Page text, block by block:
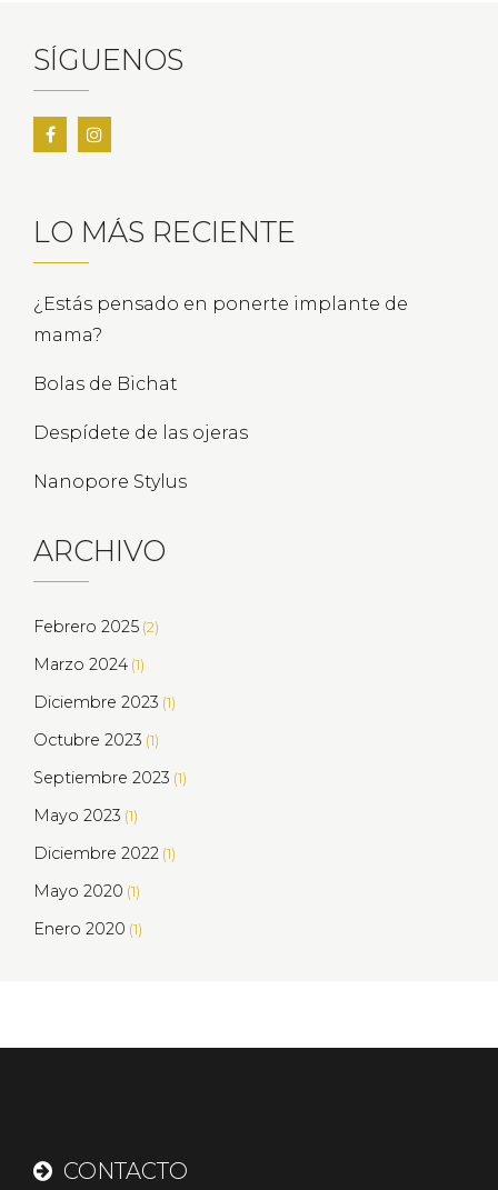
SÍGUENOS
LO MÁS RECIENTE
¿Estás pensado en ponerte implante de
mama?
Bolas de Bichat
Despídete de las ojeras
Nanopore Stylus
ARCHIVO
Febrero 2025 (2)
Marzo 2024 (1)
Diciembre 2023 (1)
Octubre 2023 (1)
Septiembre 2023 (1)
Mayo 2023 (1)
Diciembre 2022 (1)
Mayo 2020 (1)
Enero 2020 (1)
CONTACTO